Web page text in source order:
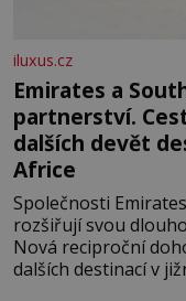
iluxus.cz
Emirates a
partnerství.
dalších devět
Africe
Společnosti
rozšiřují svou
Nová reciproční
dalších destinací v